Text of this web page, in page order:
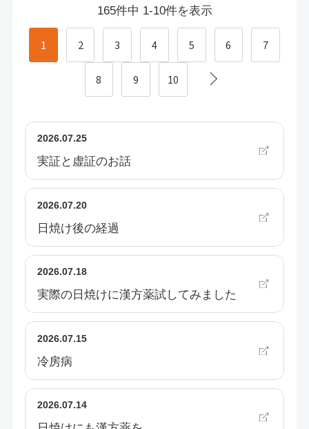
165件中 1-10件を表示
1 2 3 4 5 6 7
8 9 10
2026.07.25
実証と虚証のお話
2026.07.20
日焼け後の経過
2026.07.18
実際の日焼けに漢方薬試してみました
2026.07.15
冷房病
2026.07.14